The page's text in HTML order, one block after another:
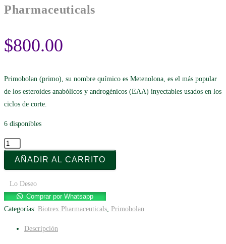
Pharmaceuticals
$800.00
Primobolan (primo), su nombre químico es Metenolona, es el más popular
de los esteroides anabólicos y androgénicos (EAA) inyectables usados en los
ciclos de corte.
6 disponibles
Primotrex
mg
100
tabs
-
Pharmaceuticals
AÑADIR AL CARRITO
Lo Deseo
Comprar por Whatsapp
Categorías: Biotrex Pharmaceuticals Primobolan
Descripción